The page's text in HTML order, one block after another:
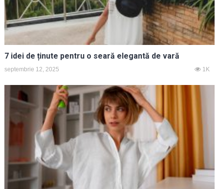
7 idei de ținute pentru o seară elegantă de vară
septembrie 12, 2025 1K